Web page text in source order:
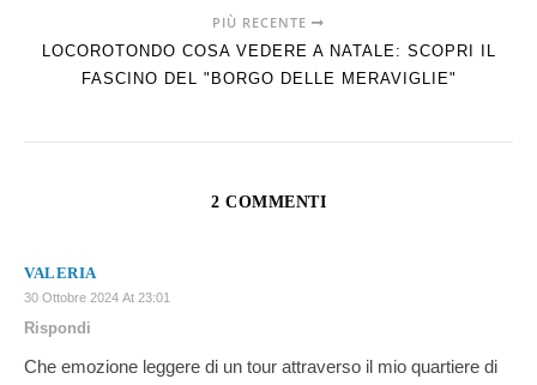
PIÙ RECENTE
LOCOROTONDO COSA VEDERE A NATALE: SCOPRI IL
FASCINO DEL "BORGO DELLE MERAVIGLIE"
2 COMMENTI
VALERIA
30 Ottobre 2024 At 23:01
Rispondi
Che emozione leggere di un tour attraverso il mio quartiere di